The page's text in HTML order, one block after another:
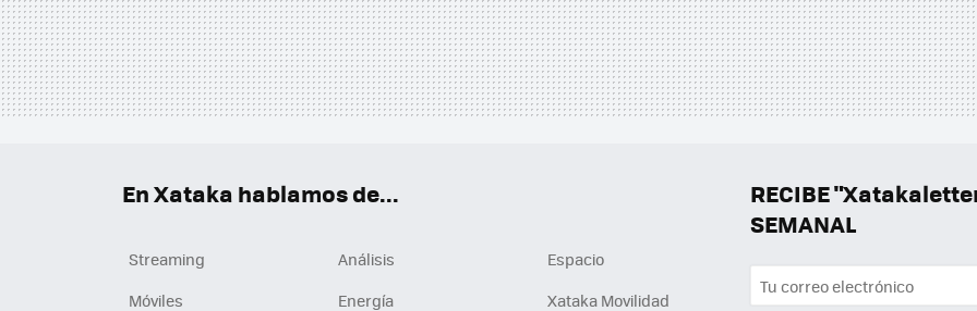
RECIBE
SEMANAL
En Xataka hablamos de...
Streaming Análisis
Espacio
Móviles
Energía Xataka Movilidad